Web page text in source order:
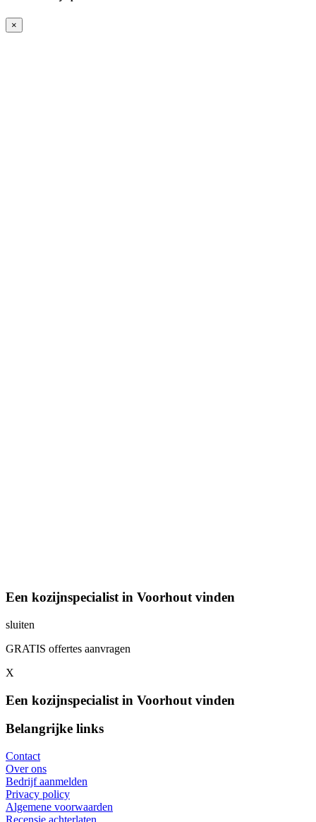
×
Een kozijnspecialist in Voorhout vinden
sluiten
GRATIS offertes aanvragen
X
Een kozijnspecialist in Voorhout vinden
Belangrijke links
Contact
Over ons
Bedrijf aanmelden
Privacy policy
Algemene voorwaarden
Recensie achterlaten